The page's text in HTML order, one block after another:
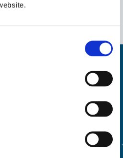
使用产品查找器
？请联系我们，我们期待您的